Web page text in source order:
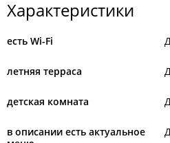
Лучший ресторан марта 2020
пользователей
Лучший ресторан января, марта,
Характеристики
есть Wi-Fi
летняя терраса
детская комната
в описании есть актуальное